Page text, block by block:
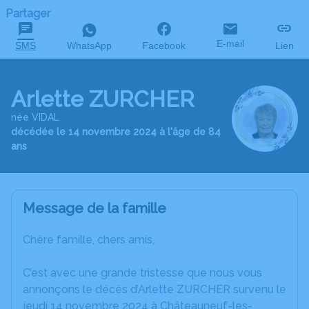
Partager
SMS WhatsApp Facebook E-mail Lien
Arlette ZURCHER
née VIDAL
décédée le 14 novembre 2024 à l'âge de 84
ans
Message de la famille
Chère famille, chers amis,
C’est avec une grande tristesse que nous vous
annonçons le décès d’Arlette ZURCHER survenu le
jeudi 14 novembre 2024 à Châteauneuf-les-